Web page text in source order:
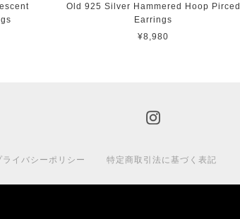
Old 925 Silver Hammered Hoop Pirced
Earrings
¥8,980
ライバシーポリシー 特定商取引法に基づく表記